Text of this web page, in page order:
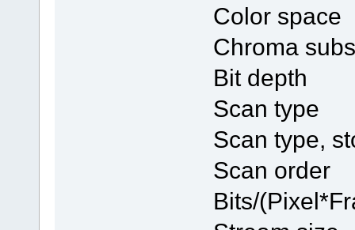
Color
Chroma
Bit
Scan
Scan type,
Scan
Bits/